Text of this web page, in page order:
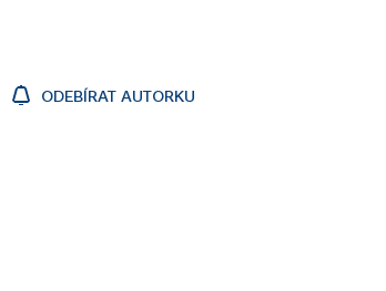
ODEBÍRAT AUTORKU